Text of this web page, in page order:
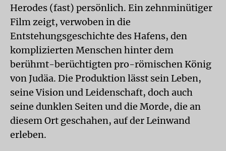
Herodes (fast) persönlich. Ein zehnminütiger
Film zeigt, verwoben in die
Entstehungsgeschichte des Hafens, den
komplizierten Menschen hinter dem
berühmt-berüchtigten pro-römischen König
von Judäa. Die Produktion lässt sein Leben,
seine Vision und Leidenschaft, doch auch
seine dunklen Seiten und die Morde, die an
diesem Ort geschahen, auf der Leinwand
erleben.